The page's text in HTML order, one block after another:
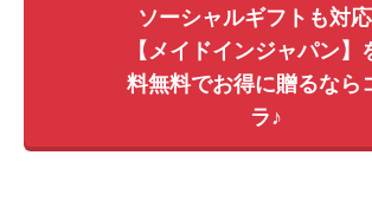
ソーシャルギフトも対応
【メイドインジャパン】
料無料でお得に贈るなら
ラ♪